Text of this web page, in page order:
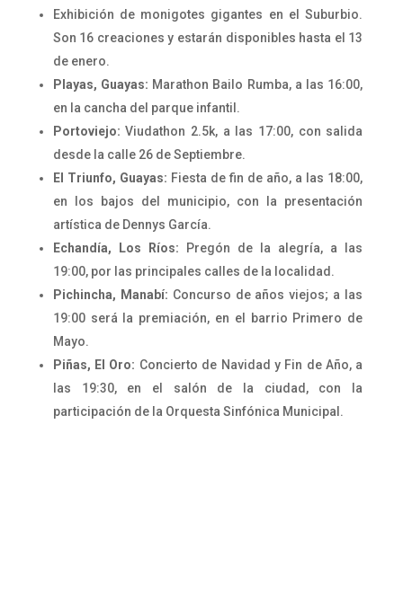
Exhibición de monigotes gigantes en el Suburbio.
Son 16 creaciones y estarán disponibles hasta el 13
de enero.
Playas, Guayas: Marathon Bailo Rumba, a las 16:00,
en la cancha del parque infantil.
Portoviejo: Viudathon 2.5k, a las 17:00, con salida
desde la calle 26 de Septiembre.
El Triunfo, Guayas: Fiesta de fin de año, a las 18:00,
en los bajos del municipio, con la presentación
artística de Dennys García.
Echandía, Los Ríos: Pregón de la alegría, a las
19:00, por las principales calles de la localidad.
Pichincha, Manabí: Concurso de años viejos; a las
19:00 será la premiación, en el barrio Primero de
Mayo.
Piñas, El Oro: Concierto de Navidad y Fin de Año, a
las 19:30, en el salón de la ciudad, con la
participación de la Orquesta Sinfónica Municipal.